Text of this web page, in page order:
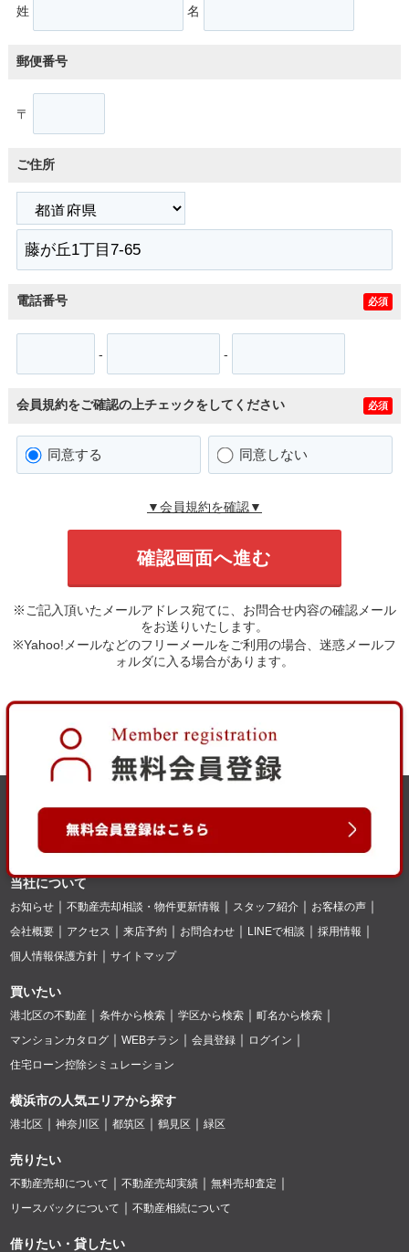
姓 名
郵便番号
〒
ご住所
電話番号 必須
- -
会員規約をご確認の上チェックをしてください 必須
同意する 同意しない
▼会員規約を確認▼
※ご記入頂いたメールアドレス宛てに、お問合せ内容の確認メール
をお送りいたします。
※Yahoo!メールなどのフリーメールをご利用の場合、迷惑メールフ
ォルダに入る場合があります。
当社について
お知らせ 不動産売却相談・物件更新情報 スタッフ紹介
お客様の声
会社概要
アクセス 来店予約 お問合わせ LINEで相談
採用情報
個人情報保護方針
サイトマップ
買いたい
港北区の不動産 条件から検索 学区から検索
町名から検索
マンションカタログ
WEBチラシ 会員登録
ログイン
住宅ローン控除シミュレーション
横浜市の人気エリアから探す
港北区 神奈川区 都筑区 鶴見区 緑区
売りたい
不動産売却について 不動産売却実績
無料売却査定
リースバックについて
不動産相続について
借りたい・貸したい